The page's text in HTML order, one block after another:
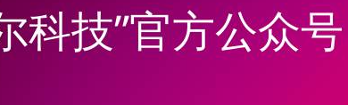
科技”官方公众号